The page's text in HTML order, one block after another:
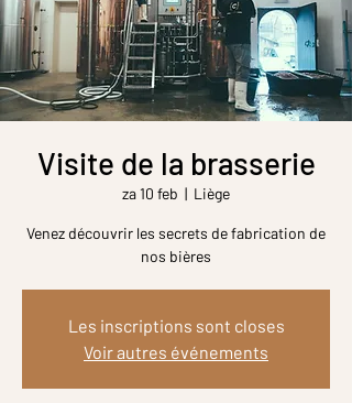
Visite de la brasserie
za 10 feb
  |
Liège
Venez découvrir les secrets de fabrication de
nos bières
Les inscriptions sont closes
Voir autres événements